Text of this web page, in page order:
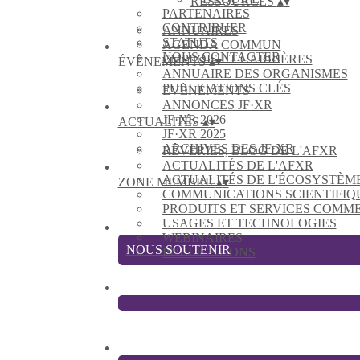
PARTENAIRES
CONTRIBUER
STATUTS
NOUS CONTACTER
ANNUAIRES
AGENDA COMMUN
EMPLOIS ET CARRIÈRES
ANNUAIRE DES ORGANISMES
PUBLICATIONS CLÉS
ÉVÈNEMENTS▴▾
EVÈNEMENTS
ANNONCES JF·XR
JF·XR 2026
JF·XR 2025
ARCHIVES DES JF·XR
ACTUALITÉS▴▾
RÊVERIES, BLOG DE L'AFXR
ACTUALITÉS DE L'AFXR
ACTUALITÉS DE
COMMUNICATIONS
PRODUITS ET SERVICES
USAGES ET TECHNOLOGIES
WEBINAIRES
PUBLICATIONS
ZONE MEMBRE▴▾
NOUS SOUTENIR